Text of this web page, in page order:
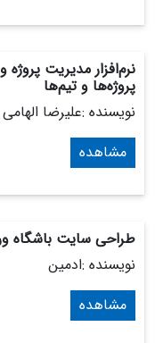
نرم‌افزار مدیریت
پروژه‌ها و تیم‌ها
نویسنده :علیرضا الهامی
مشاهده
طراحی سایت باشگاه
نویسنده :ادمین
مشاهده